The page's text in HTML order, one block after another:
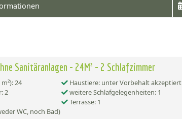
Sanitäranlagen - 24M² - 2 Schlafzimmer
24
Haustiere: unter Vorbehalt akzeptiert
2
weitere Schlafgelegenheiten: 1
Terrasse: 1
WC, noch Bad)